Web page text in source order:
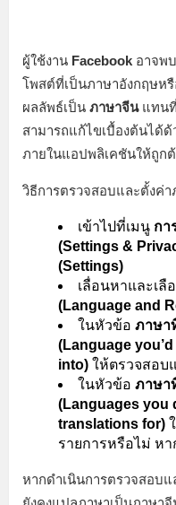
ผู้ใช้งาน Facebook อาจพ
โพสต์ที่เป็นภาษาอังกฤษห
ผลลัพธ์เป็น ภาษาจีนแทนที่
สามารถแก้ไขเบื้องต้นได้
ภายในแอปพลิเคชันให้ถูก
วิธีการตรวจสอบและตั้งค่
เข้าไปที่เมนู กา
(Settings &
(Settings)
เลื่อนหาและเ
(Language and
ในหัวข้อ ภาษา
(Language
into) ให้ตรวจสอบ
ในหัวข้อ ภาษา
(Languages you
translations for)
รายการหรือไม่ ห
หากดำเนินการตรวจสอบ